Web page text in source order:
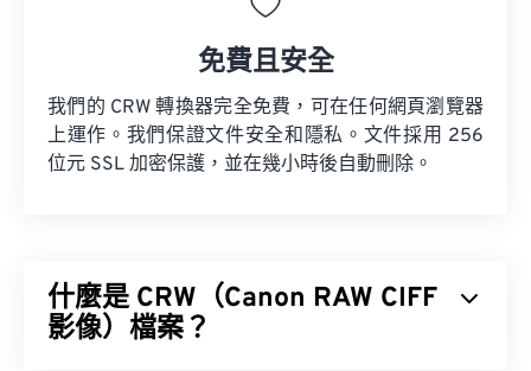
免費且安全
我們的 CRW 轉換器完全免費，可在任何網頁瀏覽器
上運作。我們保證文件安全和隱私。文件採用 256
位元 SSL 加密保護，並在幾小時後自動刪除。
什麼是 CRW（Canon RAW CIFF
影像）檔案？